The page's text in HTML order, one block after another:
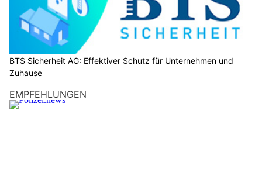
BTS Sicherheit AG: Effektiver Schutz für Unternehmen und
Zuhause
EMPFEHLUNGEN